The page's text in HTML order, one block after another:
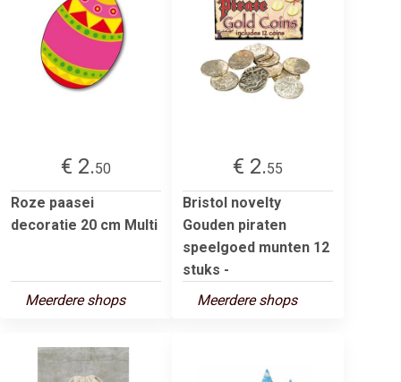
€ 2.50
Roze paasei
decoratie 20 cm Multi
Meerdere shops
€ 2.55
Bristol novelty
Gouden piraten
speelgoed munten 12
stuks -
Meerdere shops